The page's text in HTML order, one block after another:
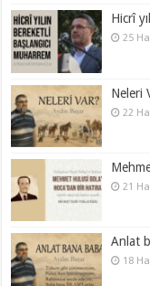
Hicrî
25
Neleri
22
21
Anlat
18